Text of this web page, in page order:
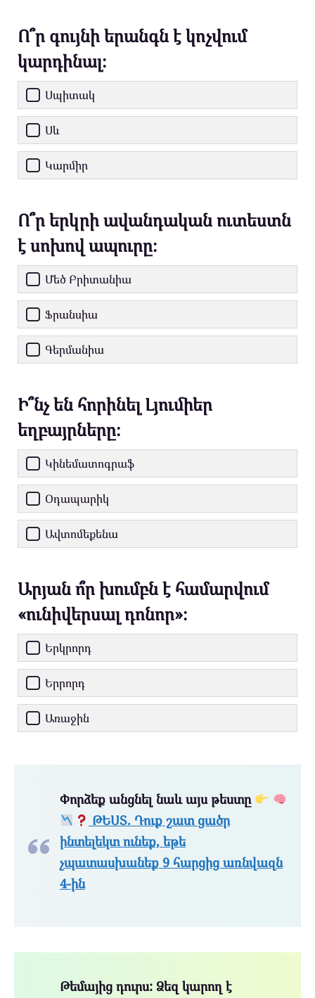
Ո՞ր գույնի երանգն է կոչվում
կարդինալ։
Սպիտակ
Սև
Կարմիր
Ո՞ր երկրի ավանդական ուտեստն
է սոխով ապուրը։
Մեծ Բրիտանիա
Ֆրանսիա
Գերմանիա
Ի՞նչ են հորինել Լյումիեր
եղբայրները։
Կինեմատոգրաֆ
Օդապարիկ
Ավտոմեքենա
Արյան ո՞ր խումբն է համարվում
«ունիվերսալ դոնոր»։
Երկրորդ
Երրորդ
Առաջին
Փորձեք անցնել նաև այս թեստը
ԹԵՍՏ. Դուք շատ ցածր
ինտելեկտ ունեք, եթե
չպատասխանեք 9 հարցից առնվազն
4-ին
Թեմայից դուրս: Ձեզ կարող է